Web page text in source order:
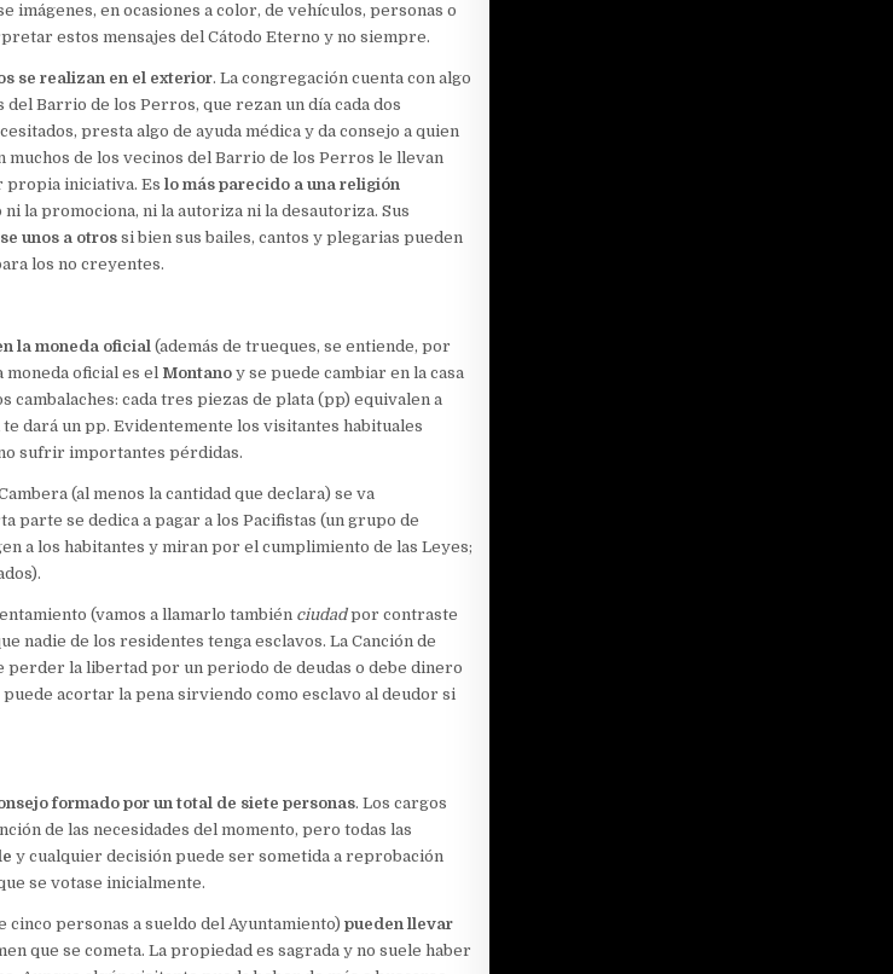
imágenes, en ocasiones a color, de vehículos, personas o
estos mensajes del Cátodo Eterno y no siempre.
se realizan en el exterior. La congregación cuenta con algo
Barrio de los Perros, que rezan un día cada dos
presta algo de ayuda médica y da consejo a quien
muchos de los vecinos del Barrio de los Perros le llevan
propia iniciativa. Eslo más parecido a una religión
la promociona, ni la autoriza ni la desautoriza. Sus
unos a otros si bien sus bailes, cantos y plegarias pueden
los no creyentes.
la moneda oficial(además de trueques, se entiende, por
moneda oficial es el Montanoy se puede cambiar en la casa
cambalaches: cada tres piezas de plata (pp) equivalen a
te dará un pp. Evidentemente los visitantes habituales
sufrir importantes pérdidas.
(al menos la cantidad que declara) se va
parte se dedica a pagar a los Pacifistas (un grupo de
a los habitantes y miran por el cumplimiento de las Leyes;
(vamos a llamarlo también ciudadpor contraste
nadie de los residentes tenga esclavos. La Canción de
perder la libertad por un periodo de deudas o debe dinero
acortar la pena sirviendo como esclavo al deudor si
formado por un total de siete personas. Los cargos
de las necesidades del momento, pero todas las
y cualquier decisión puede ser sometida a reprobación
se votase inicialmente.
personas a sueldo del Ayuntamiento)pueden llevar
que se cometa. La propiedad es sagrada y no suele haber